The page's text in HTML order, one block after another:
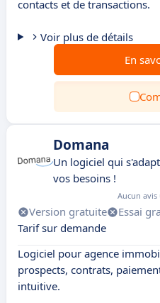
contacts et de transactions.
Voir plus de détails
En
Domana
Un logiciel qui
vos besoins !
Aucun
Version gratuite Essai
Tarif sur demande
Logiciel pour agence
prospects, contrats,
intuitive.